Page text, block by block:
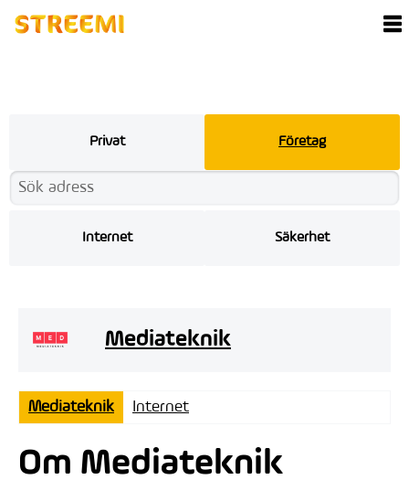
Privat Företag
Internet Säkerhet
Mediateknik
Mediateknik Internet
Om Mediateknik